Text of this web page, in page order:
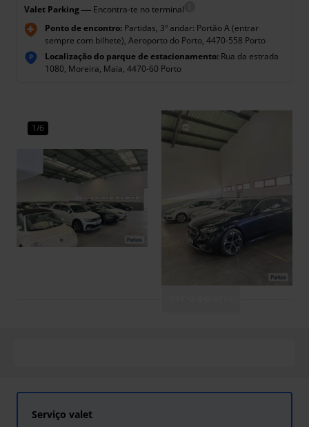
Valet Parking— Encontra-te no terminal
Ponto de encontro: Partidas, 3º andar: Portão A (entrar
sempre com bilhete), Aeroporto do Porto, 4470-558 Porto
P Localização do parque de estacionamento: Rua da estrada
1080, Moreira, Maia, 4470-60 Porto
1/6
Serviço valet